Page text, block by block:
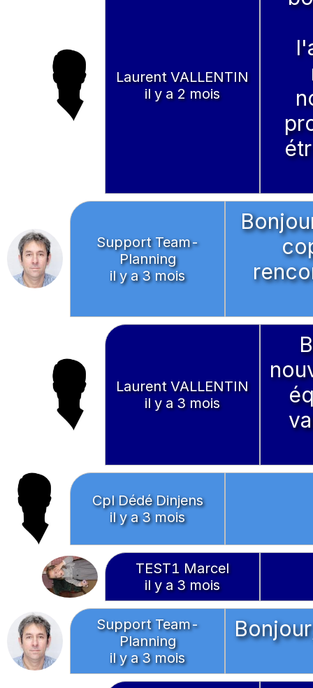
Laurent VALLENTIN
il y a 2 mois
Support Team-
Planning
il y a 3 mois
Laurent VALLENTIN
il y a 3 mois
Cpl Dédé Dinjens
il y a 3 mois
TEST1 Marcel
il y a 3 mois
Support Team-
Planning
il y a 3 mois